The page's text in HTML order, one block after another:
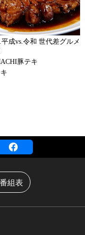
平成vs.令和 世代差グルメ
豚テキ
番組表